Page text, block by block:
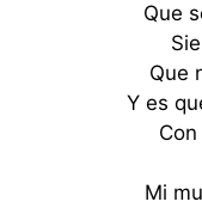
Que
Que
Y es
Mi